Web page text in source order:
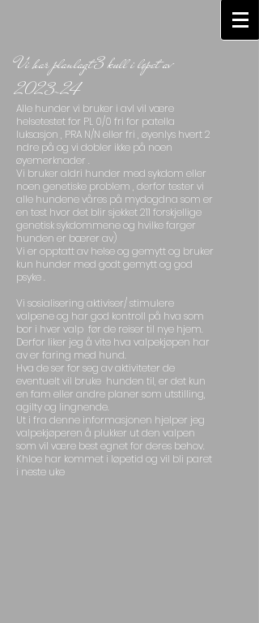
Vi har planlagt 3 kull i løpet av
2023-24
Alle hunder vi bruker i avl vil være
helsetestet for PL 0/0 fri for patella
luksasjon , PRA N/N eller fri , øyenlys hvert 2
ndre på og vi dobler ikke på noen
øyemerknader .
Vi bruker aldri hunder med sykdom eller
noen genetiske problem , derfor tester vi
alle hundene våres på mydogdna som er
en test hvor det blir sjekket 211 forskjellige
genetisk sykdommene og hvilke farger
hunden er bærer av)
Vi er opptatt av helse og gemytt og bruker
kun hunder med godt gemytt og god
psyke .
Vi sosialisering aktiviser/ stimulere
valpene og har god kontroll på hva som
bor i hver valp før de reiser til nye hjem.
Derfor liker jeg å vite hva valpekjøpen har
av er faring med hund.
Hva de ser for seg av aktiviteter de
eventuelt vil bruke hunden til, er det kun
en fam eller andre planer som utstilling,
agilty og lingnende.
Ut i fra denne informasjonen hjelper jeg
valpekjøperen å plukker ut den valpen
som vil være best egnet for deres behov.
Khloe har kommet i løpetid og vil bli paret
i neste uke